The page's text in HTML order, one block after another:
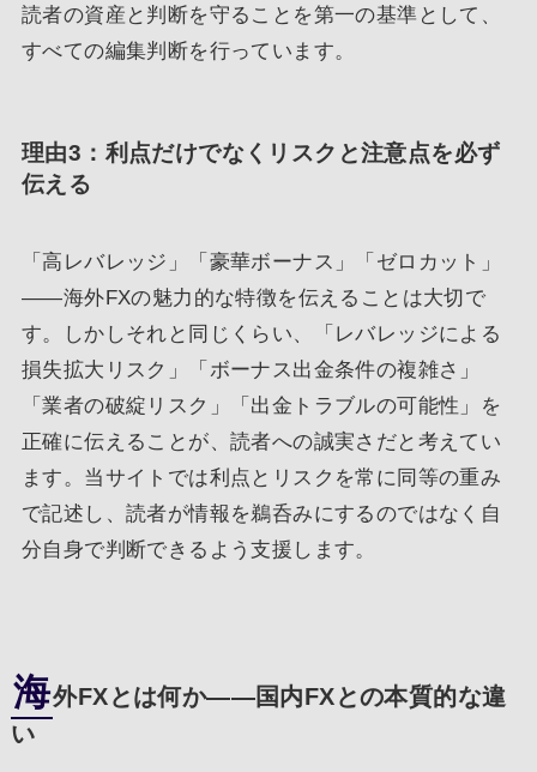
読者の資産と判断を守ることを第一の基準として、
すべての編集判断を行っています。
理由3：利点だけでなくリスクと注意点を必ず
伝える
「高レバレッジ」「豪華ボーナス」「ゼロカット」
――海外FXの魅力的な特徴を伝えることは大切で
す。しかしそれと同じくらい、「レバレッジによる
損失拡大リスク」「ボーナス出金条件の複雑さ」
「業者の破綻リスク」「出金トラブルの可能性」を
正確に伝えることが、読者への誠実さだと考えてい
ます。当サイトでは利点とリスクを常に同等の重み
で記述し、読者が情報を鵜呑みにするのではなく自
分自身で判断できるよう支援します。
海外FXとは何か――国内FXとの本質的な違
い